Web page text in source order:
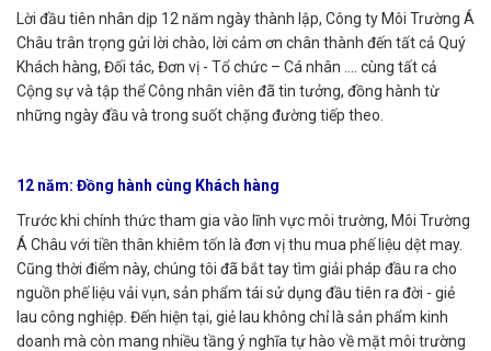
Lời đầu tiên nhân dịp 12 năm ngày thành lập, Công ty Môi Trường Á
Châu trân trọng gửi lời chào, lời cảm ơn chân thành đến tất cả Quý
Khách hàng, Đối tác, Đơn vị - Tổ chức – Cá nhân …. cùng tất cả
Cộng sự và tập thể Công nhân viên đã tin tưởng, đồng hành từ
những ngày đầu và trong suốt chặng đường tiếp theo.
12 năm: Đồng hành cùng Khách hàng
Trước khi chính thức tham gia vào lĩnh vực môi trường, Môi Trường
Á Châu với tiền thân khiêm tốn là đơn vị thu mua phế liệu dệt may.
Cũng thời điểm này, chúng tôi đã bắt tay tìm giải pháp đầu ra cho
nguồn phế liệu vải vụn, sản phẩm tái sử dụng đầu tiên ra đời - giẻ
lau công nghiệp. Đến hiện tại, giẻ lau không chỉ là sản phẩm kinh
doanh mà còn mang nhiều tầng ý nghĩa tự hào về mặt môi trường